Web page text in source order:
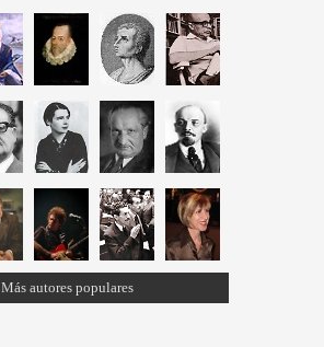
Más autores populares